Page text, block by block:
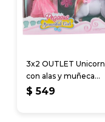
3x2 OUTLET
con alas y muñeca
23*18*8 cm
$ 549